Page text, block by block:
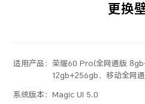
更换
适用产品： 荣耀60 Pro(全网通版
12gb+256gb、移动全网
系统版本：Magic UI 5.0